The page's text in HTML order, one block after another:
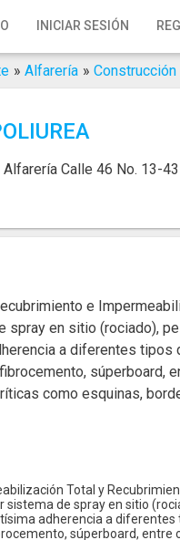
INICIAR SESIÓN
» Alfarería » Construcción
Alfarería Calle 46 No. 13-
e
en sitio (rociado),
a diferentes tipos
súperboard,
como esquinas,
Total y
de spray en sitio
adherencia a
súperboard, entre